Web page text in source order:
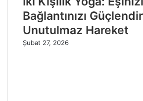
Bağlantınızı
Unutulmaz Hareket
Şubat 27, 2026